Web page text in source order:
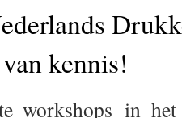
kennis!
workshops in